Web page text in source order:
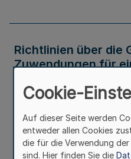
Richtlinien über die
Zuwendungen für
Nordrhein-Westfalen
In Kraft
Verwaltungsvorschrift
Cookie-
Auf dieser Seite werden
entweder allen Cookies
die für die Verwendung
sind. Hier finden Sie die